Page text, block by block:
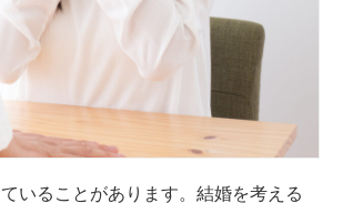
いることがあります。結婚を考える